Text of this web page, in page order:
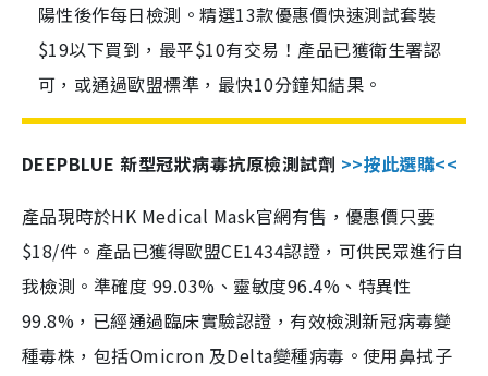
陽性後作每日檢測。精選13款優惠價快速測試套裝
$19以下買到，最平$10有交易！產品已獲衛生署認
可，或通過歐盟標準，最快10分鐘知結果。
DEEPBLUE 新型冠狀病毒抗原檢測試劑 >>按此選購<<
產品現時於HK Medical Mask官網有售，優惠價只要
$18/件。產品已獲得歐盟CE1434認證，可供民眾進行自
我檢測。準確度 99.03%、靈敏度96.4%、特異性
99.8%，已經通過臨床實驗認證，有效檢測新冠病毒變
種毒株，包括Omicron 及Delta變種病毒。使用鼻拭子